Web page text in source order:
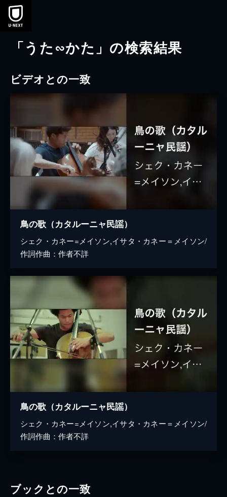
本文へスキップ
「うた∽かた」の検索結果
ビデオとの一致
鳥の歌（カタルーニャ民謡）
シェク・カネー=メイソン,イサタ・カネー＝メイソン/
作詞作曲：作者不詳
鳥の歌（カタルーニャ民謡）
シェク・カネー=メイソン,イサタ・カネー＝メイソン/
作詞作曲：作者不詳
ブックとの一致